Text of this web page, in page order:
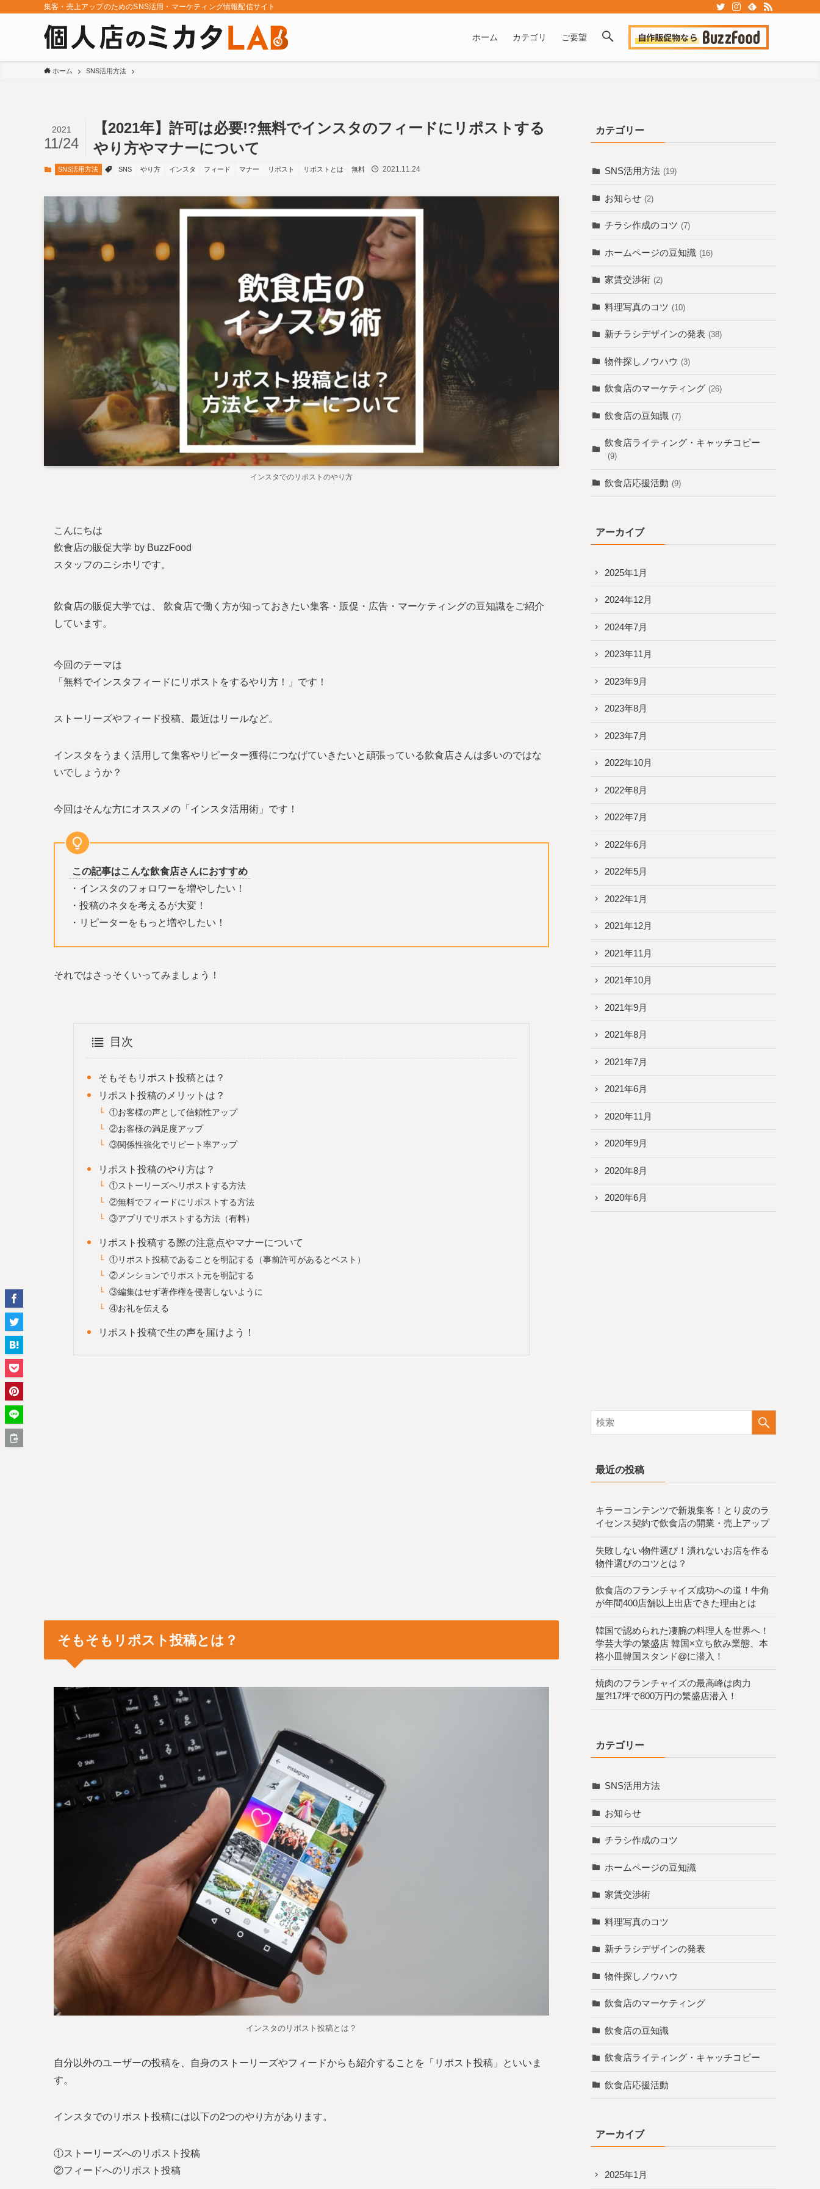
集客・売上アップのためのSNS活用・マーケティング情報配信サイト
ホーム カテゴリ ご要望
ホーム SNS活用方法
【2021年】許可は必要!?無料でインスタのフィードにリポストする
やり方やマナーについて
2021
11/24
SNS活用方法 SNS やり方 インスタ フィード マナー リポスト リポストとは 無料 2021.11.24
インスタでのリポストのやり方
こんにちは
飲食店の販促大学 by BuzzFood
スタッフのニシホリです。
飲食店の販促大学では、 飲食店で働く方が知っておきたい集客・販促・広告・マーケティングの豆知識をご紹介
しています。
今回のテーマは
「無料でインスタフィードにリポストをするやり方！」です！
ストーリーズやフィード投稿、最近はリールなど。
インスタをうまく活用して集客やリピーター獲得につなげていきたいと頑張っている飲食店さんは多いのではな
いでしょうか？
今回はそんな方にオススメの「インスタ活用術」です！
この記事はこんな飲食店さんにおすすめ
・インスタのフォロワーを増やしたい！
・投稿のネタを考えるが大変！
・リピーターをもっと増やしたい！
それではさっそくいってみましょう！
目次
そもそもリポスト投稿とは？
リポスト投稿のメリットは？
①お客様の声として信頼性アップ
②お客様の満足度アップ
③関係性強化でリピート率アップ
リポスト投稿のやり方は？
①ストーリーズへリポストする方法
②無料でフィードにリポストする方法
③アプリでリポストする方法（有料）
リポスト投稿する際の注意点やマナーについて
①リポスト投稿であることを明記する（事前許可があるとベスト）
②メンションでリポスト元を明記する
③編集はせず著作権を侵害しないように
④お礼を伝える
リポスト投稿で生の声を届けよう！
そもそもリポスト投稿とは？
インスタのリポスト投稿とは？
自分以外のユーザーの投稿を、自身のストーリーズやフィードからも紹介することを「リポスト投稿」といいま
す。
インスタでのリポスト投稿には以下の2つのやり方があります。
①ストーリーズへのリポスト投稿
②フィードへのリポスト投稿
カテゴリー
SNS活用方法 (19)
お知らせ (2)
チラシ作成のコツ (7)
ホームページの豆知識 (16)
家賃交渉術 (2)
料理写真のコツ (10)
新チラシデザインの発表 (38)
物件探しノウハウ (3)
飲食店のマーケティング (26)
飲食店の豆知識 (7)
飲食店ライティング・キャッチコピー
(9)
飲食店応援活動 (9)
アーカイブ
2025年1月
2024年12月
2024年7月
2023年11月
2023年9月
2023年8月
2023年7月
2022年10月
2022年8月
2022年7月
2022年6月
2022年5月
2022年1月
2021年12月
2021年11月
2021年10月
2021年9月
2021年8月
2021年7月
2021年6月
2020年11月
2020年9月
2020年8月
2020年6月
最近の投稿
キラーコンテンツで新規集客！とり皮のラ
イセンス契約で飲食店の開業・売上アップ
失敗しない物件選び！潰れないお店を作る
物件選びのコツとは？
飲食店のフランチャイズ成功への道！牛角
が年間400店舗以上出店できた理由とは
韓国で認められた凄腕の料理人を世界へ！
学芸大学の繁盛店 韓国×立ち飲み業態、本
格小皿韓国スタンド@に潜入！
焼肉のフランチャイズの最高峰は肉力
屋?!17坪で800万円の繁盛店潜入！
カテゴリー
SNS活用方法
お知らせ
チラシ作成のコツ
ホームページの豆知識
家賃交渉術
料理写真のコツ
新チラシデザインの発表
物件探しノウハウ
飲食店のマーケティング
飲食店の豆知識
飲食店ライティング・キャッチコピー
飲食店応援活動
アーカイブ
2025年1月